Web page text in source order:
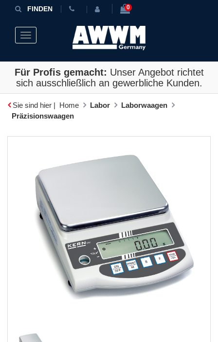
FINDEN 0
Toggle navigation
Für Profis gemacht: Unser Angebot richtet
sich ausschließlich an gewerbliche Kunden.
Sie sind hier | Home Labor
Laborwaagen
Präzisionswaagen